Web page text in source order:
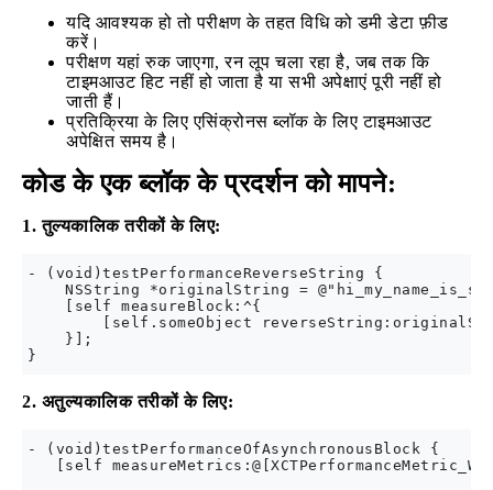
यदि आवश्यक हो तो परीक्षण के तहत विधि को डमी डेटा फ़ीड
करें।
परीक्षण यहां रुक जाएगा, रन लूप चला रहा है, जब तक कि
टाइमआउट हिट नहीं हो जाता है या सभी अपेक्षाएं पूरी नहीं हो
जाती हैं।
प्रतिक्रिया के लिए एसिंक्रोनस ब्लॉक के लिए टाइमआउट
अपेक्षित समय है।
कोड के एक ब्लॉक के प्रदर्शन को मापने:
1. तुल्यकालिक तरीकों के लिए:
- (void)testPerformanceReverseString {
NSString *originalString =
    [self measureBlock:^{
[self.someObject
    }];
2. अतुल्यकालिक तरीकों के लिए:
- (void)testPerformanceOfAsynchronousBlock {
[self